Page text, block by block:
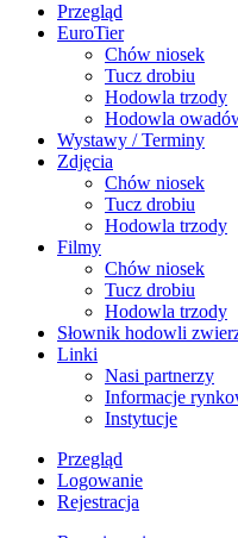
Przegląd
EuroTier
Chów niosek
Tucz drobiu
Hodowla trzody
Hodowla
Wystawy / Terminy
Zdjęcia
Chów niosek
Tucz drobiu
Hodowla trzody
Filmy
Chów niosek
Tucz drobiu
Hodowla trzody
Słownik hodowli
Linki
Nasi partnerzy
Informacje
Instytucje
Przegląd
Logowanie
Rejestracja